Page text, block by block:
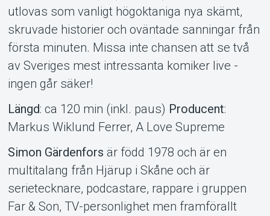
Om Tickster
utlovas som vanligt högoktaniga nya skämt,
skruvade historier och oväntade sanningar från
första minuten. Missa inte chansen att se två
av Sveriges mest intressanta komiker live -
ingen går säker!
Längd: ca 120 min (inkl. paus) Producent:
Markus Wiklund Ferrer, A Love Supreme
Simon Gärdenfors är född 1978 och är en
multitalang från Hjärup i Skåne och är
serietecknare, podcastare, rappare i gruppen
Far & Son, TV-personlighet men framförallt